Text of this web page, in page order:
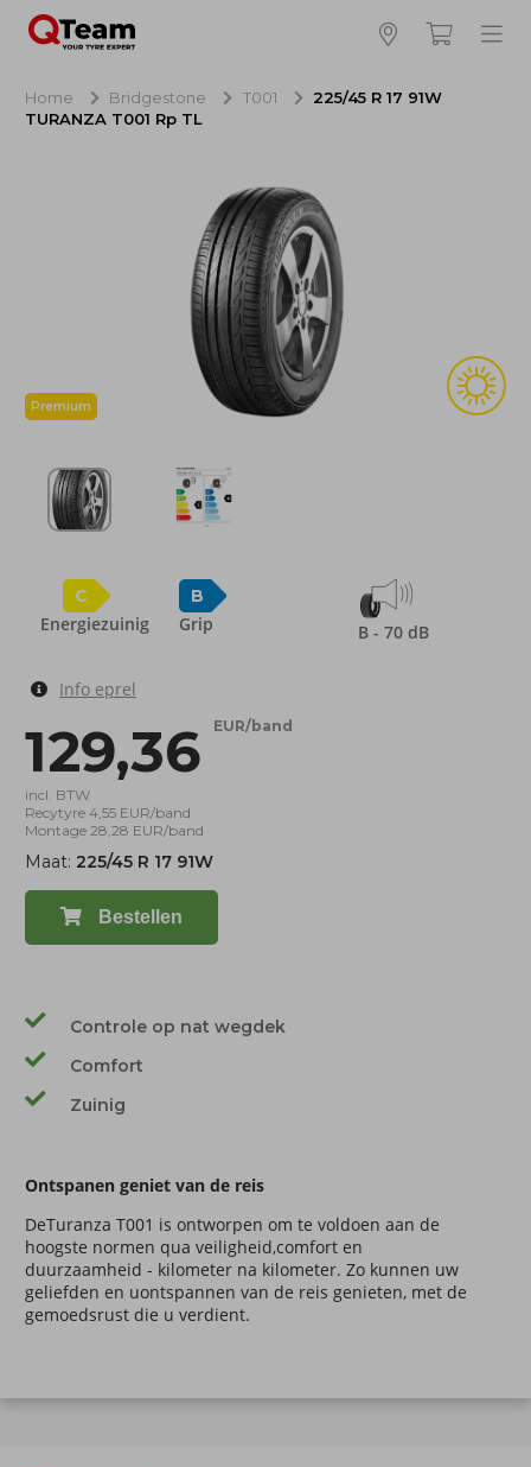
Hoeveel banden wilt u bestellen?
Totaal inclusief BTW:
Bestellen
Annuleren
Home Bridgestone T001
225/45 R 17 91W
TURANZA T001 Rp TL
Premium
C
Energiezuinig
B
Grip B - 70 dB
Info eprel
129,36 EUR/band
incl. BTW
Recytyre 4,55 EUR/band
Montage 28,28 EUR/band
Maat: 225/45 R 17 91W
Bestellen
Controle op nat wegdek
Comfort
Zuinig
Ontspanen geniet van de reis
DeTuranza T001 is ontworpen om te voldoen aan de
hoogste normen qua veiligheid,comfort en
duurzaamheid - kilometer na kilometer. Zo kunnen uw
geliefden en uontspannen van de reis genieten, met de
gemoedsrust die u verdient.